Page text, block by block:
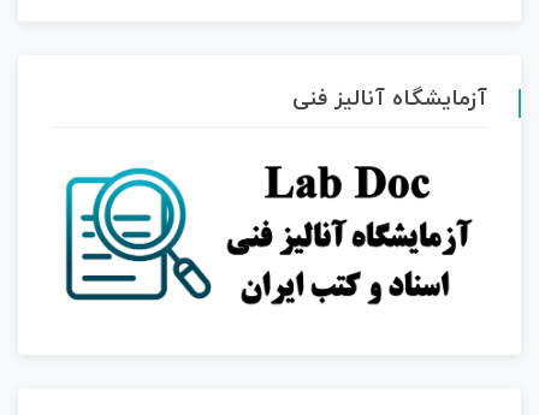
آزمایشگاه آنالیز فنی